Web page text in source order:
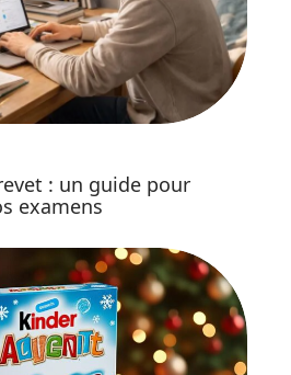
: un guide pour
examens